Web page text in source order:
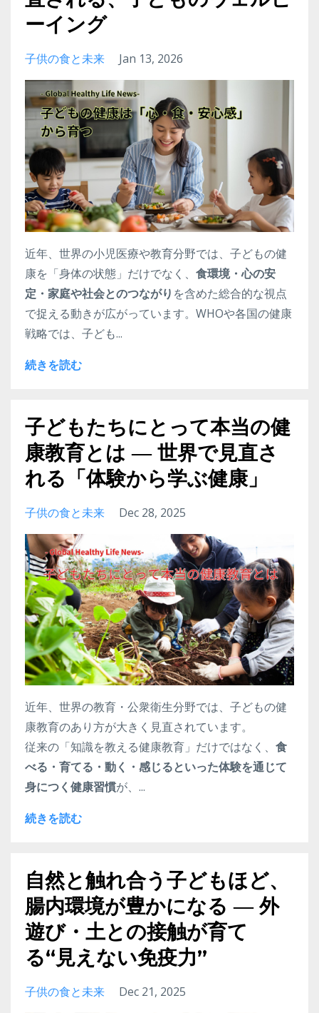
ーイング
子供の食と未来 Jan 13, 2026
近年、世界の小児医療や教育分野では、子どもの健
康を「身体の状態」だけでなく、 食環境・心の安
定・家庭や社会とのつながり を含めた総合的な視点
で捉える動きが広がっています。WHOや各国の健康
戦略では、子ども...
続きを読む
子どもたちにとって本当の健
康教育とは ― 世界で見直さ
れる「体験から学ぶ健康」
子供の食と未来 Dec 28, 2025
近年、世界の教育・公衆衛生分野では、子どもの健
康教育のあり方が大きく見直されています。
従来の「知識を教える健康教育」だけではなく、 食
べる・育てる・動く・感じるといった体験を通じて
身につく健康習慣が、...
続きを読む
自然と触れ合う子どもほど、
腸内環境が豊かになる ― 外
遊び・土との接触が育て
る“見えない免疫力”
子供の食と未来 Dec 21, 2025